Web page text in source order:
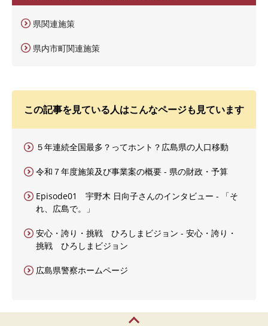
県関連施策
県内市町関連施策
この記事を見ている人はこんなページも見ています
５年連続全国最多？ってホント？広島県の人口移動
令和７年度施策及び事業案の概要 - 県の財政・予算
Episode01 宇野木 日向子さんのインタビュー - 「そ
れ、広島で。」
安心・誇り・挑戦 ひろしまビジョン - 安心・誇り・
挑戦 ひろしまビジョン
広島県警察ホームページ